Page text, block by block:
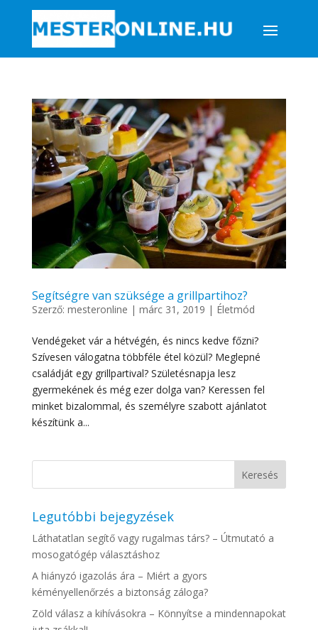
Segítségre van szüksége a grillpartihoz?
Szerző: mesteronline | márc 31, 2019 | Életmód
Vendégeket vár a hétvégén, és nincs kedve főzni?
Szívesen válogatna többféle étel közül? Meglepné
családját egy grillpartival? Születésnapja lesz
gyermekének és még ezer dolga van? Keressen fel
minket bizalommal, és személyre szabott ajánlatot
készítünk a...
Legutóbbi bejegyzések
Láthatatlan segítő vagy rugalmas társ? – Útmutató a
mosogatógép választáshoz
A hiányzó igazolás ára – Miért a gyors
kéményellenőrzés a biztonság záloga?
Zöld válasz a kihívásokra – Könnyítse a mindennapokat